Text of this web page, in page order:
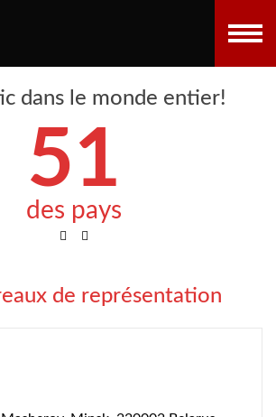
dans le monde entier!
51
des pays
de représentation